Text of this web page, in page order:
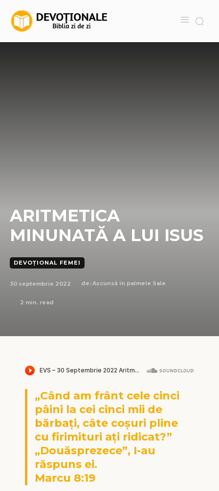
ARITMETICA
MINUNATĂ A LUI ISUS
DEVOȚIONAL FEMEI
30 septembrie 2022 de: Ascunsă în palmele Sale
2 min. read
„Când am frânt cele cinci
pâini la cei cinci mii de
bărbaţi, câte coşuri pline
cu firimituri aţi ridicat?”
„Douăsprezece”, I-au
răspuns ei.
Marcu 8:19